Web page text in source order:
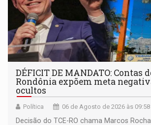
DÉFICIT DE MANDATO: Contas
Rondônia expõem meta
ocultos
Política 06 de Agosto de 2026 às 09:58
Decisão do TCE-RO chama Marcos